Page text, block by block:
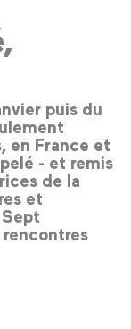
puis du
en France et
- et remis
de la
et